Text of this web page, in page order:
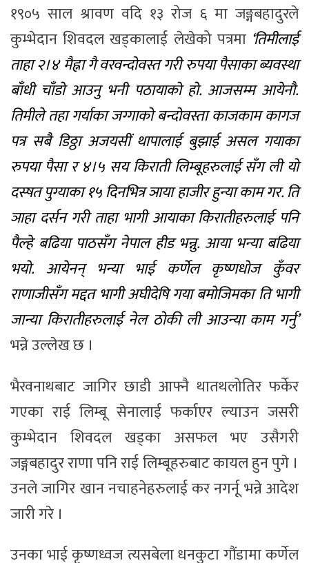
१९०५ साल श्रावण वदि १३ रोज ६ मा जङ्गबहादुरले
कुम्भेदान शिवदल खड्कालाई लेखेको पत्रमा‘तिमीलाई
ताहा २।४ मैह्ना गै वरवन्दोवस्त गरी रुपया पैसाका ब्यवस्था
बाँधी चाँडो आउनु भनी पठायाको हो. आजसम्म आयेनौ.
तिमीले तहा गर्याका जग्गाको बन्दोवस्ता काजकाम कागज
पत्र सबै डिठ्ठा अजयसीं थापालाई बुझाई असल गयाका
रुपया पैसा र ४।५ सय किराती लिम्बूहरुलाई सँग ली यो
दस्षत पुग्याका १५ दिनभित्र ञाया हाजीर हुन्या काम गर. ति
ञाहा दर्सन गरी ताहा भागी आयाका किरातीहरुलाई पनि
पैल्हे बढिया पाठसँग नेपाल हीड भन्नु. आया भन्या बढिया
भयो. आयेनन् भन्या भाई कर्णेल कृष्णधोज कुँवर
राणाजीसँग मद्दत भागी अघीदेषि गया बमोजिमका ति भागी
जान्या किरातीहरुलाई नेल ठोकी ली आउन्या काम गर्नु’
भन्ने उल्लेख छ ।
भैरवनाथबाट जागिर छाडी आफ्नै थातथलोतिर फर्केर
गएका राई लिम्बू सेनालाई फर्काएर ल्याउन जसरी
कुम्भेदान शिवदल खड्का असफल भए उसैगरी
जङ्गबहादुर राणा पनि राई लिम्बूहरुबाट कायल हुन पुगे ।
उनले जागिर खान नचाहनेहरुलाई कर नगर्नू भन्ने आदेश
जारी गरे ।
उनका भाई कृष्णध्वज त्यसबेला धनकुटा गौंडामा कर्णेल